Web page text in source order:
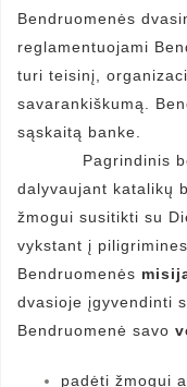
Bendruomenės
reglamentuojami
turi teisinį,
savarankiškumą.
sąskaitą banke.
Pagrindinis
dalyvaujant katalikų
žmogui susitikti su
vykstant į
Bendruomenės
dvasioje įgyvendinti
Bendruomenė savo
padėti žmogui